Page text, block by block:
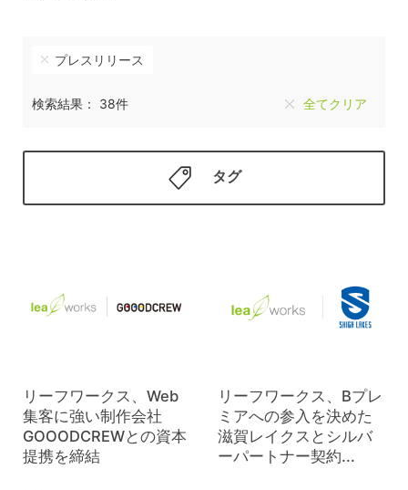
プレスリリース
検索結果： 38件 全てクリア
タグ
リーフワークス、Web
集客に強い制作会社
GOOODCREWとの資本
提携を締結
リーフワークス、Bプレ
ミアへの参入を決めた
滋賀レイクスとシルバ
ーパートナー契約...